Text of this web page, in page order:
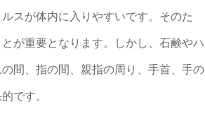
スが体内に入りやすいです。そのた
が重要となります。しかし、石鹸やハ
間、指の間、親指の周り、手首、手の
です。